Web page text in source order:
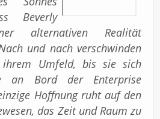
Beverly
alternativen Realität
und nach verschwinden
ihrem Umfeld, bis sie sich
an Bord der Enterprise
Hoffnung ruht auf den
das Zeit und Raum zu